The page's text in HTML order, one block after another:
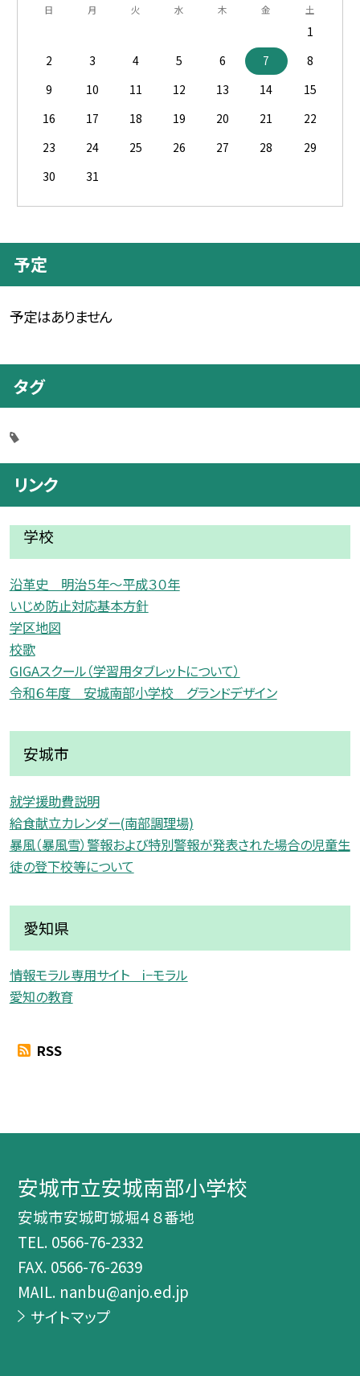
日 月 火 水 木 金 土
1
2
3 4 5 6 7
8
9
10 11 12 13 14
15
16
17 18 19 20 21
22
23
24 25 26 27 28
29
30
31
予定
予定はありません
タグ
リンク
学校
沿革史 明治５年〜平成３０年
いじめ防止対応基本方針
学区地図
校歌
GIGAスクール（学習用タブレットについて）
令和６年度 安城南部小学校 グランドデザイン
安城市
就学援助費説明
給食献立カレンダー(南部調理場)
暴風（暴風雪）警報および特別警報が発表された場合の児童生
徒の登下校等について
愛知県
情報モラル専用サイト i−モラル
愛知の教育
RSS
安城市立安城南部小学校
安城市安城町城堀４８番地
TEL. 0566-76-2332
FAX. 0566-76-2639
MAIL. nanbu@anjo.ed.jp
サイトマップ